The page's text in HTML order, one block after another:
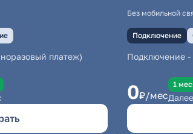
платеж)
Без мобильной
Подключение
Подключение-
0₽/мес
1
Далее